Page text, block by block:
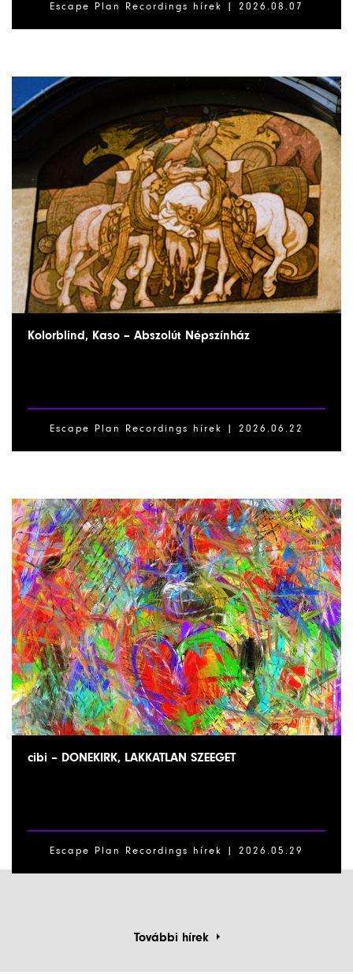
Escape Plan Recordings hírek | 2026.08.07
Kolorblind, Kaso – Abszolút Népszínház
Escape Plan Recordings hírek | 2026.06.22
cibi – DONEKIRK, LAKKATLAN SZEEGET
Escape Plan Recordings hírek | 2026.05.29
További hírek